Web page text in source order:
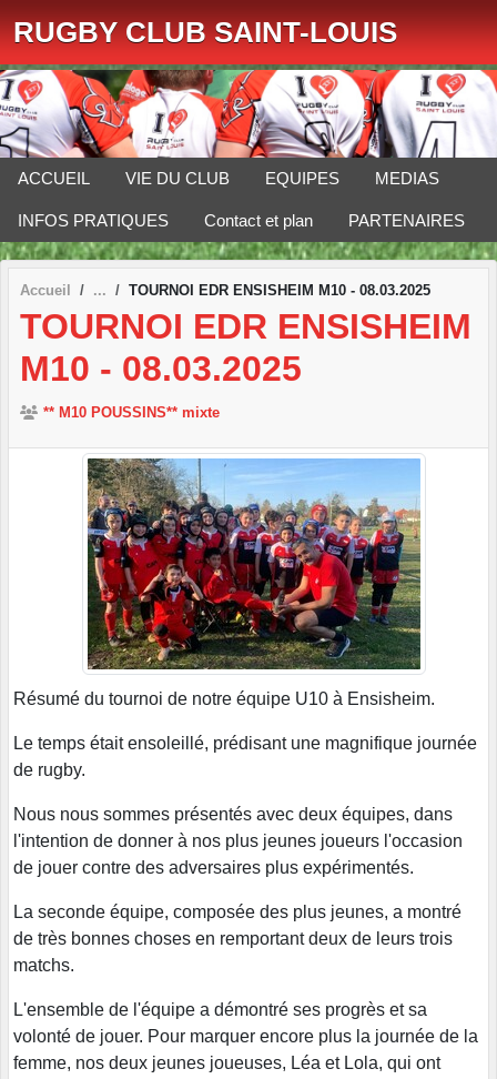
RUGBY CLUB SAINT-LOUIS
ACCUEIL VIE DU CLUB EQUIPES MEDIAS
INFOS PRATIQUES Contact et plan PARTENAIRES
Accueil TOURNOI EDR ENSISHEIM M10 - 08.03.2025
TOURNOI EDR ENSISHEIM
M10 - 08.03.2025
** M10 POUSSINS** mixte
Résumé du tournoi de notre équipe U10 à Ensisheim.
Le temps était ensoleillé, prédisant une magnifique journée
de rugby.
Nous nous sommes présentés avec deux équipes, dans
l'intention de donner à nos plus jeunes joueurs l'occasion
de jouer contre des adversaires plus expérimentés.
La seconde équipe, composée des plus jeunes, a montré
de très bonnes choses en remportant deux de leurs trois
matchs.
L'ensemble de l'équipe a démontré ses progrès et sa
volonté de jouer. Pour marquer encore plus la journée de la
femme, nos deux jeunes joueuses, Léa et Lola, qui ont